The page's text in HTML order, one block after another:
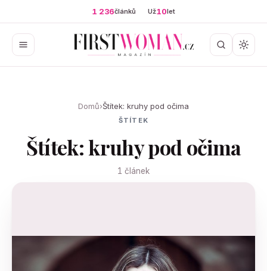
1 236článků Už10let
Domů›Štítek: kruhy pod očima
ŠTÍTEK
Štítek: kruhy pod očima
1 článek